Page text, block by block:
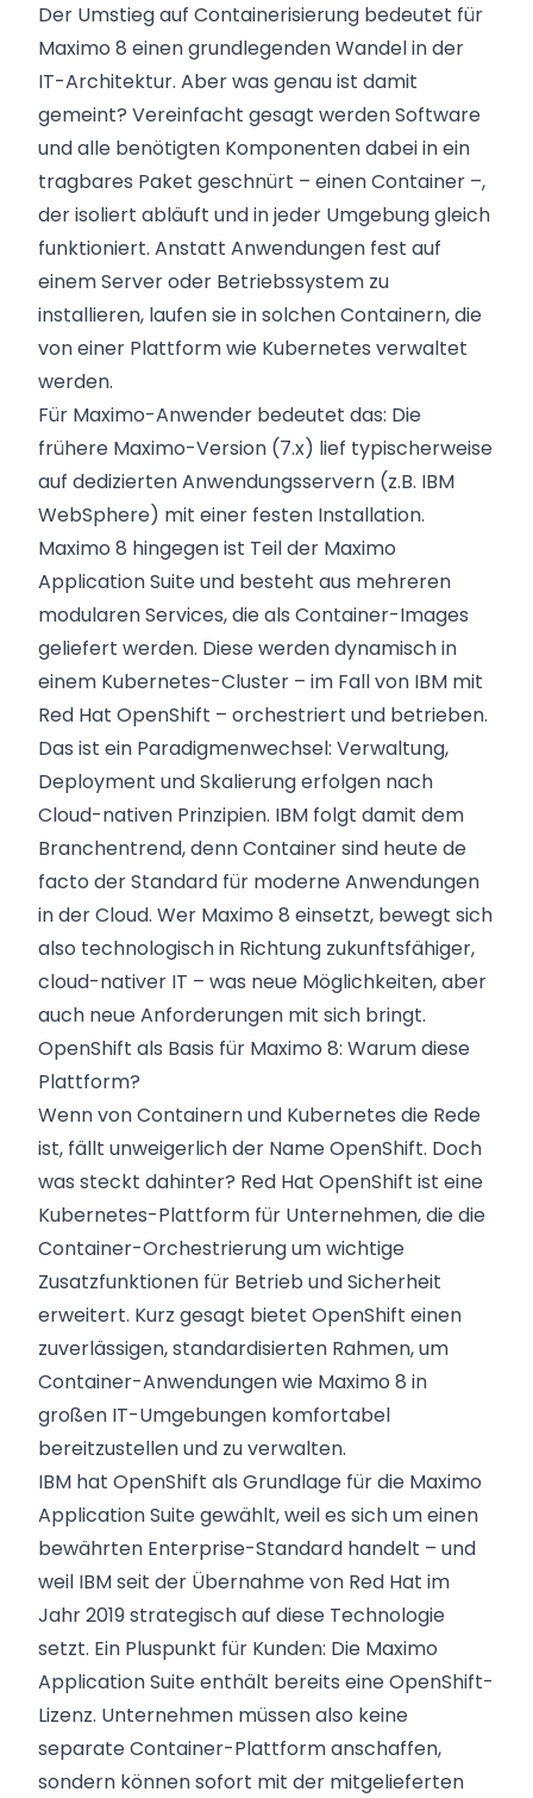
Der Umstieg auf Containerisierung bedeutet für
Maximo 8 einen grundlegenden Wandel in der
IT-Architektur. Aber was genau ist damit
gemeint? Vereinfacht gesagt werden Software
und alle benötigten Komponenten dabei in ein
tragbares Paket geschnürt – einen Container –,
der isoliert abläuft und in jeder Umgebung gleich
funktioniert. Anstatt Anwendungen fest auf
einem Server oder Betriebssystem zu
installieren, laufen sie in solchen Containern, die
von einer Plattform wie Kubernetes verwaltet
werden.
Für Maximo-Anwender bedeutet das: Die
frühere Maximo-Version (7.x) lief typischerweise
auf dedizierten Anwendungsservern (z.B. IBM
WebSphere) mit einer festen Installation.
Maximo 8 hingegen ist Teil der Maximo
Application Suite und besteht aus mehreren
modularen Services, die als Container-Images
geliefert werden. Diese werden dynamisch in
einem Kubernetes-Cluster – im Fall von IBM mit
Red Hat OpenShift – orchestriert und betrieben.
Das ist ein Paradigmenwechsel: Verwaltung,
Deployment und Skalierung erfolgen nach
Cloud-nativen Prinzipien. IBM folgt damit dem
Branchentrend, denn Container sind heute de
facto der Standard für moderne Anwendungen
in der Cloud. Wer Maximo 8 einsetzt, bewegt sich
also technologisch in Richtung zukunftsfähiger,
cloud-nativer IT – was neue Möglichkeiten, aber
auch neue Anforderungen mit sich bringt.
OpenShift als Basis für Maximo 8: Warum diese
Plattform?
Wenn von Containern und Kubernetes die Rede
ist, fällt unweigerlich der Name OpenShift. Doch
was steckt dahinter? Red Hat OpenShift ist eine
Kubernetes-Plattform für Unternehmen, die die
Container-Orchestrierung um wichtige
Zusatzfunktionen für Betrieb und Sicherheit
erweitert. Kurz gesagt bietet OpenShift einen
zuverlässigen, standardisierten Rahmen, um
Container-Anwendungen wie Maximo 8 in
großen IT-Umgebungen komfortabel
bereitzustellen und zu verwalten.
IBM hat OpenShift als Grundlage für die Maximo
Application Suite gewählt, weil es sich um einen
bewährten Enterprise-Standard handelt – und
weil IBM seit der Übernahme von Red Hat im
Jahr 2019 strategisch auf diese Technologie
setzt. Ein Pluspunkt für Kunden: Die Maximo
Application Suite enthält bereits eine OpenShift-
Lizenz. Unternehmen müssen also keine
separate Container-Plattform anschaffen,
sondern können sofort mit der mitgelieferten